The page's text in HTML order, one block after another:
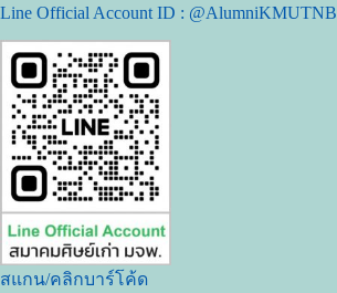
Line Official Account ID : @AlumniKMUTNB
สแกน/คลิกบาร์โค้ด